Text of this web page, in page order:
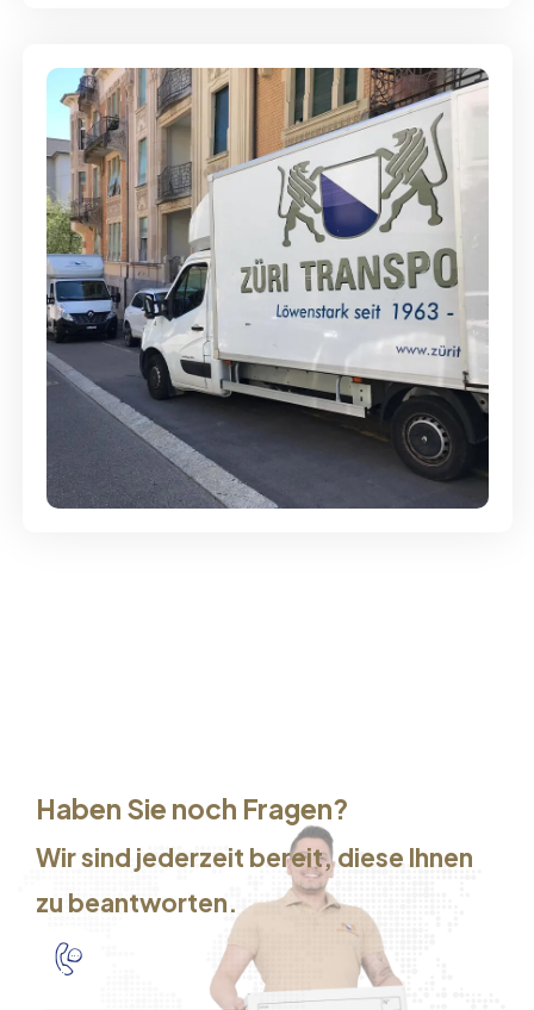
Günstige Umzüge - Hervorragender
Service
Haben Sie noch Fragen?
Wir sind jederzeit bereit, diese Ihnen
zu beantworten.